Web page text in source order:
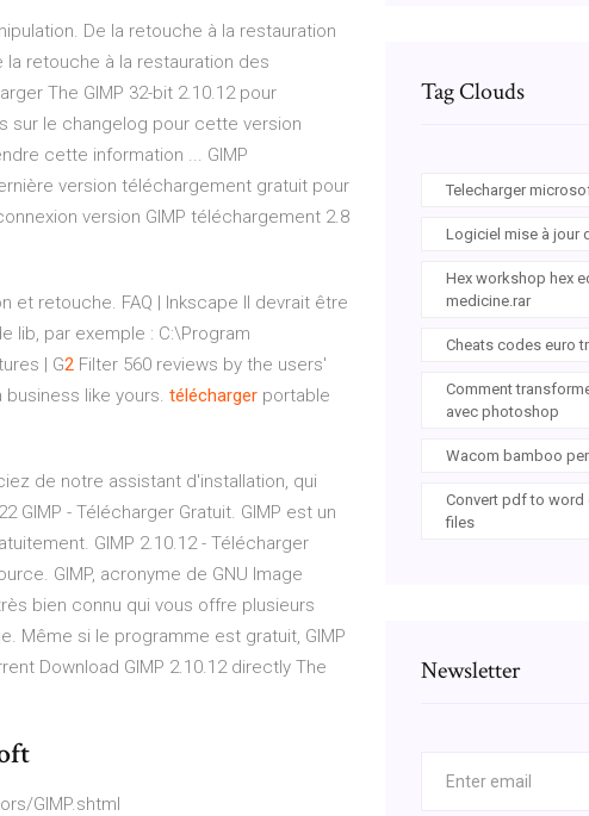
De la retouche à la restauration
retouche à la restauration des
The GIMP 32-bit 2.10.12 pour
sur le changelog pour cette version
cette information ... GIMP
version téléchargement gratuit pour
version GIMP téléchargement 2.8
et retouche. FAQ | Inkscape Il devrait être
lib, par exemple : C:\Program
| G2 Filter 560 reviews by the users'
like yours. télécharger portable
de notre assistant d'installation, qui
- Télécharger Gratuit. GIMP est un
GIMP 2.10.12 - Télécharger
GIMP, acronyme de GNU Image
bien connu qui vous offre plusieurs
Même si le programme est gratuit, GIMP
Download GIMP 2.10.12 directly The
GIMP.shtml
Tag Clouds
Telecharger
Logiciel mise à jour
Hex workshop hex
medicine.rar
Cheats codes euro
Comment
avec photoshop
Wacom bamboo
Convert pdf to word
files
Newsletter